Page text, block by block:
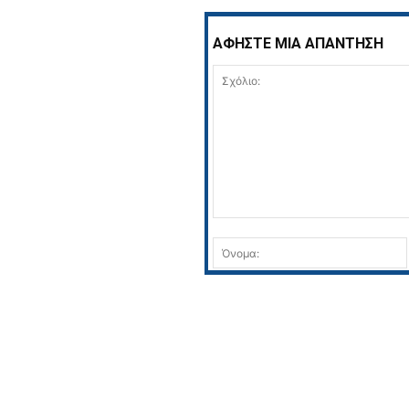
ΑΦΗΣΤΕ ΜΙΑ ΑΠΑΝΤΗΣΗ